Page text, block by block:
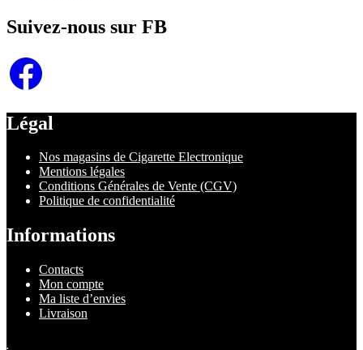
Suivez-nous sur FB
Facebook
Légal
Nos magasins de Cigarette Electronique
Mentions légales
Conditions Générales de Vente (CGV)
Politique de confidentialité
Informations
Contacts
Mon compte
Ma liste d’envies
Livraison
.